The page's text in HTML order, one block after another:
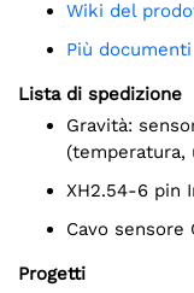
Wiki del
Più documenti
Lista di spedizione
Gravità: sensore ambientale I2C BME280
(temperatura,
XH2.54-6 pin
Cavo
Progetti